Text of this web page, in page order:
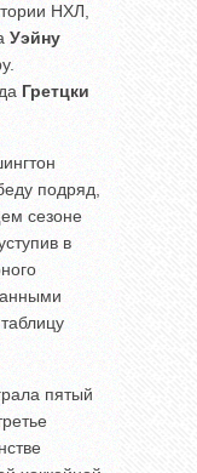
НХЛ,
Уэйну
Гретцки
подряд,
сезоне
в
пятый